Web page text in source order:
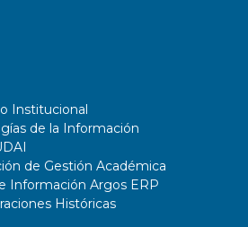
Institucional
de la Información
de Gestión Académica
Información Argos ERP
Históricas